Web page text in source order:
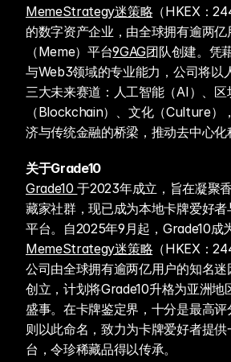
MemeStrategy迷策略 （HKEX：
的数字资产企业，由全球拥有逾两
（Meme）平台9GAG团队创建。凭
与Web3领域的专业能力，公司将以
三大未来赛道：人工智能（AI）、区
（Blockchain）、文化（Culture）
济与传统金融的桥梁，推动去中心化
关于Grade10
Grade10 于2023年成立，旨在凝聚
藏家社群，现已成为本地卡牌爱好
平台。自2025年9月起，Grade10成
MemeStrategy迷策略 （HKEX：
公司由全球拥有逾两亿用户的知名迷
创立，计划将Grade10升格为亚洲地
盛事。在卡牌鉴定界，十分是最高
则以此命名，致力为卡牌爱好者提
台，令珍稀藏品得以传承。